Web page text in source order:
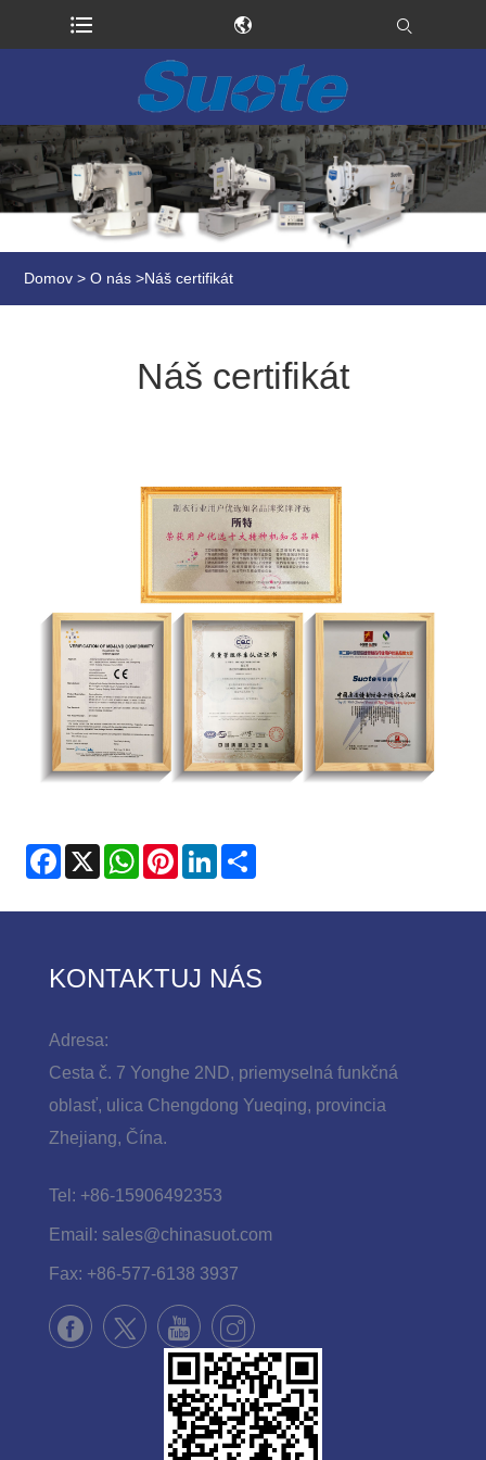
Domov > O nás >Náš certifikát
Náš certifikát
Facebook
X WhatsApp
PinterestLinkedIn
KONTAKTUJ NÁS
Adresa:
Cesta č. 7 Yonghe 2ND, priemyselná funkčná
oblasť, ulica Chengdong Yueqing, provincia
Zhejiang, Čína.
Tel: +86-15906492353
Email: sales@chinasuot.com
Fax: +86-577-6138 3937